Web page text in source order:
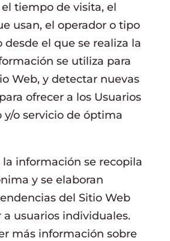
tiempo de visita, el
usan, el operador o tipo
desde el que se realiza la
se utiliza para
Web, y detectar nuevas
ofrecer a los Usuarios
y/o servicio de óptima
la información se recopila
y se elaboran
del Sitio Web
usuarios individuales.
más información sobre